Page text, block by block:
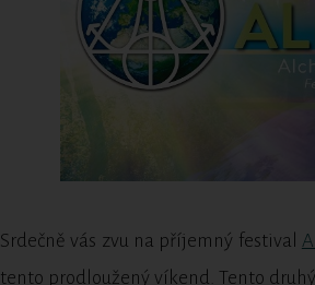
Srdečně vás zvu na příjemný festival
tento prodloužený víkend. Tento